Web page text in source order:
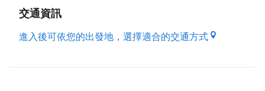
交通資訊
進入後可依您的出發地，選擇適合的交通方式